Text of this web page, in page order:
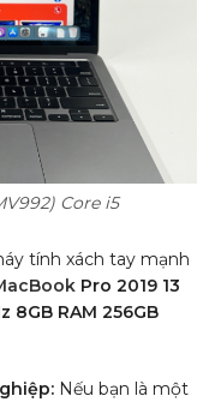
Core i5
tính xách tay mạnh
Pro 2019 13
8GB RAM 256GB
Nếu bạn là một